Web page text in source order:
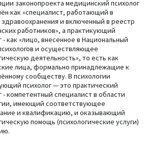
законопроекта медицинский психолог
как «специалист, работающий в
и включенный в реестр
работников», а практикующий
- как «лицо, внесенное в Национальный
и осуществляющее
деятельность», то есть как
лица, формально принадлежащие к
сообществу. В психологии
психолог — это практический
- компетентный специалист в области
имеющий соответствующее
и квалификацию, и оказывающий
помощь (психологические услуги)